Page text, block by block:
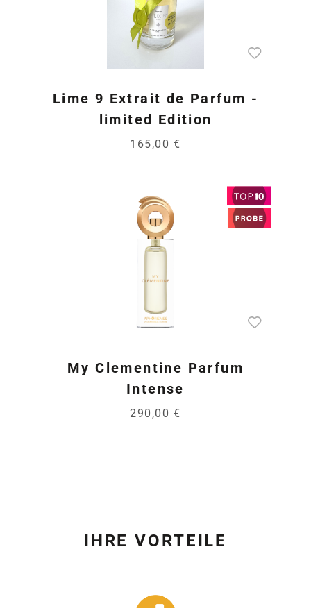
Lime 9 Extrait de Parfum -
limited Edition
165,00 €
My Clementine Parfum
Intense
290,00 €
IHRE VORTEILE